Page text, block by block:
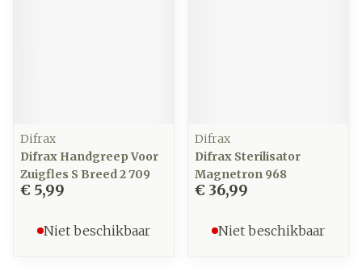
Difrax
Difrax Handgreep Voor
Zuigfles S Breed 2 709
€ 5,99
Niet beschikbaar
Difrax
Difrax Sterilisator
Magnetron 968
€ 36,99
Niet beschikbaar